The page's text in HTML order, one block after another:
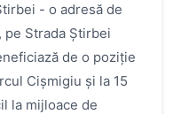
- o adresă de
Strada Știrbei
de o poziție
Cișmigiu și la 15
la mijloace de